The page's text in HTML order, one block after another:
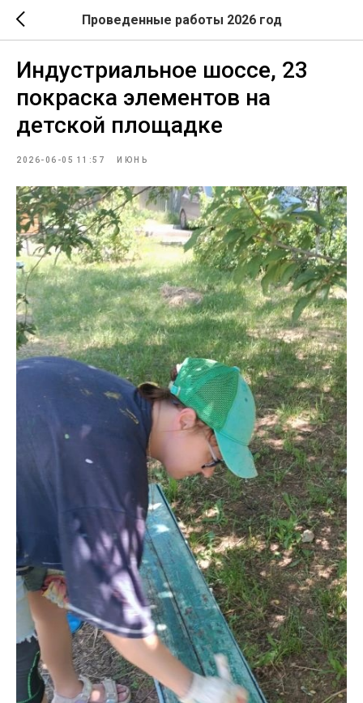
Проведенные работы 2026 год
Индустриальное шоссе, 23
покраска элементов на
детской площадке
2026-06-05 11:57 ИЮНЬ